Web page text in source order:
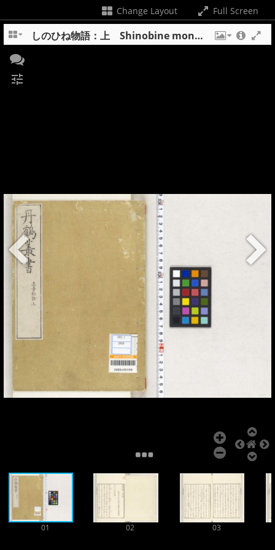
Change Layout Full Screen
+
Add Item
しのひね物語：上 Shinobine monogatari : jo
01 02 03
tune